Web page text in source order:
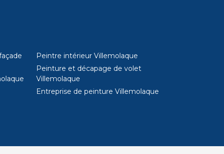
Peintre intérieur Villemolaque
Peinture et décapage de volet
Villemolaque
Entreprise de peinture Villemolaque